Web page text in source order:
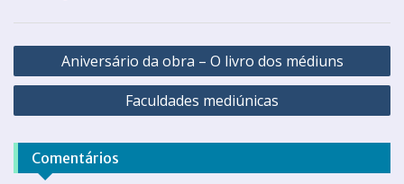
Aniversário da obra – O livro dos médiuns
Faculdades mediúnicas
Comentários